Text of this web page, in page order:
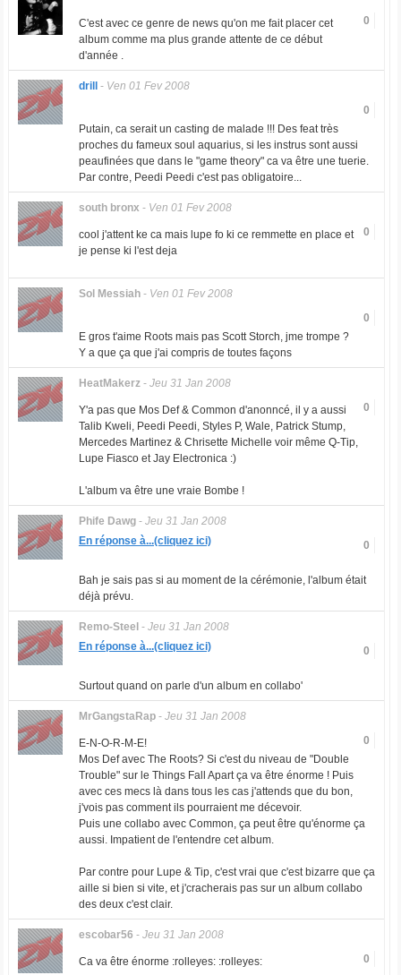
0
C'est avec ce genre de news qu'on me fait placer cet
album comme ma plus grande attente de ce début
d'année .
drill - Ven 01 Fev 2008
0
Putain, ca serait un casting de malade !!! Des feat très
proches du fameux soul aquarius, si les instrus sont aussi
peaufinées que dans le "game theory" ca va être une tuerie.
Par contre, Peedi Peedi c'est pas obligatoire...
south bronx - Ven 01 Fev 2008
0
cool j'attent ke ca mais lupe fo ki ce remmette en place et
je pense ki l'est deja
Sol Messiah- Ven 01 Fev 2008
0
E gros t'aime Roots mais pas Scott Storch, jme trompe ?
Y a que ça que j'ai compris de toutes façons
HeatMakerz- Jeu 31 Jan 2008
0
Y'a pas que Mos Def & Common d'anonncé, il y a aussi
Talib Kweli, Peedi Peedi, Styles P, Wale, Patrick Stump,
Mercedes Martinez & Chrisette Michelle voir même Q-Tip,
Lupe Fiasco et Jay Electronica :)
L'album va être une vraie Bombe !
Phife Dawg- Jeu 31 Jan 2008
0
En réponse à...(cliquez ici)
Bah je sais pas si au moment de la cérémonie, l'album était
déjà prévu.
Remo-Steel - Jeu 31 Jan 2008
0
En réponse à...(cliquez ici)
Surtout quand on parle d'un album en collabo'
MrGangstaRap- Jeu 31 Jan 2008
0
E-N-O-R-M-E!
Mos Def avec The Roots? Si c'est du niveau de "Double
Trouble" sur le Things Fall Apart ça va être énorme ! Puis
avec ces mecs là dans tous les cas j'attends que du bon,
j'vois pas comment ils pourraient me décevoir.
Puis une collabo avec Common, ça peut être qu'énorme ça
aussi. Impatient de l'entendre cet album.
Par contre pour Lupe & Tip, c'est vrai que c'est bizarre que ça
aille si bien si vite, et j'cracherais pas sur un album collabo
des deux c'est clair.
escobar56 - Jeu 31 Jan 2008
0
Ca va être énorme :rolleyes: :rolleyes: